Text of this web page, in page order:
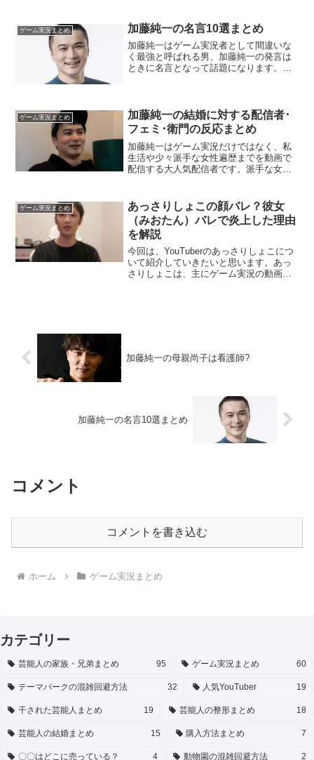
卒業したキヨさんにボッチだった説があ
るようですが…？...
ゲーム実況まとめ 加藤純一の名言10選まとめ
加藤純一はゲーム実況者として間違いな
く最強と呼ばれる男、加藤純一の発言は
ときに名言となって話題になります。今
言は「モンスターファー...
ゲーム実況まとめ
加藤純一の結婚に対する配信者･
フェミ･衛門の反応まとめ
加藤純一はゲーム実況だけではなく、私
生活や少々派手な女性遍歴までを動画で
配信する大人気配信者です。派手な女性
籍をしました。今回は加藤純一が結婚し
たことを同じよう...
ゲーム実況まとめ
あっさりしょこの顔バレ？彼女
（みおたん）バレで炎上した理由
を解説
今回は、YouTuberのあっさりしょこにつ
いて紹介していきたいと思います。あっ
さりしょこは、主にゲーム実況の動画を
加藤純一の母親尚子は看護師?
加藤純一の名言10選まとめ
コメント
コメントを書き込む
ホーム ゲーム実況まとめ
カテゴリー
芸能人の家族・兄弟まとめ 95 ゲーム実況まとめ 60
テーマパークの混雑回避方法 32 人気YouTuber 19
干された芸能人まとめ 19 芸能人の整形まとめ 18
芸能人の結婚まとめ 15 購入方法まとめ 7
〇〇はどこに売っている？ 4 動物園の混雑回避方法 2